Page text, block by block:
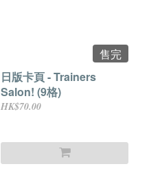
售完
日版卡頁 - Trainers
Salon! (9格)
HK$70.00